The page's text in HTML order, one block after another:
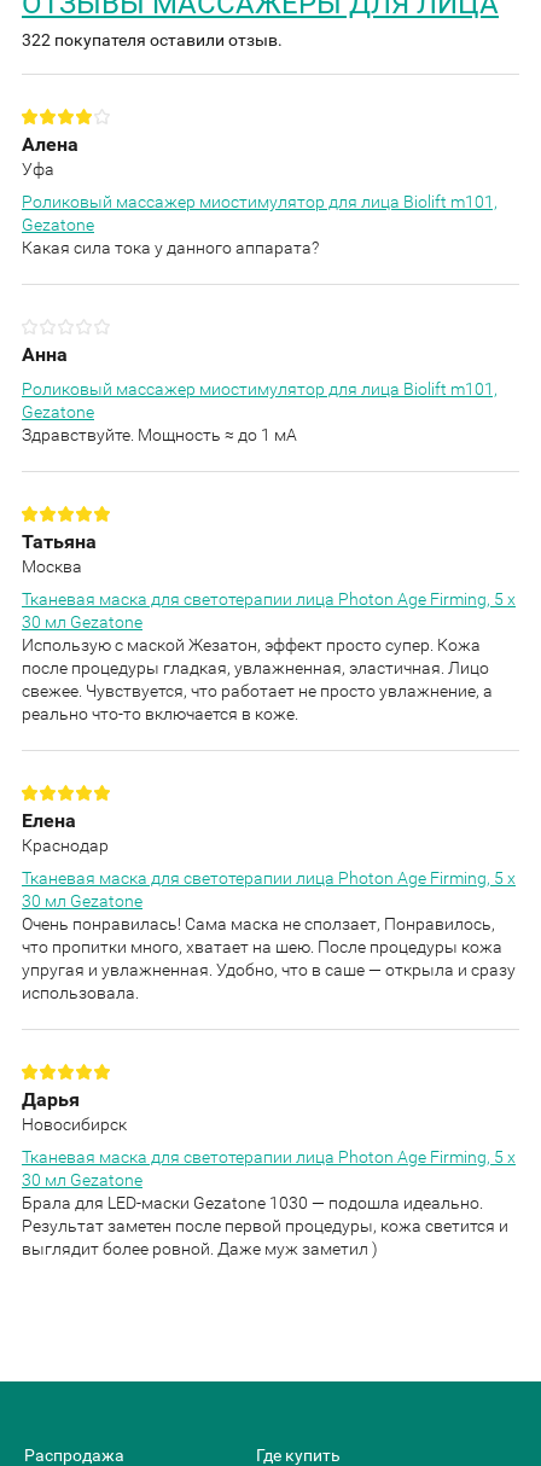
322 покупателя оставили отзыв.
Алена
Уфа
Роликовый массажер миостимулятор для лица Biolift m101,
Gezatone
Какая сила тока у данного аппарата?
Анна
Роликовый массажер миостимулятор для лица Biolift m101,
Gezatone
Здравствуйте. Мощность ≈ до 1 мА
Татьяна
Москва
Тканевая маска для светотерапии лица Photon Age Firming, 5 х
30 мл Gezatone
Использую с маской Жезатон, эффект просто супер. Кожа
после процедуры гладкая, увлажненная, эластичная. Лицо
свежее. Чувствуется, что работает не просто увлажнение, а
реально что-то включается в коже.
Елена
Краснодар
Тканевая маска для светотерапии лица Photon Age Firming, 5 х
30 мл Gezatone
Очень понравилась! Сама маска не сползает, Понравилось,
что пропитки много, хватает на шею. После процедуры кожа
упругая и увлажненная. Удобно, что в саше — открыла и сразу
использовала.
Дарья
Новосибирск
Тканевая маска для светотерапии лица Photon Age Firming, 5 х
30 мл Gezatone
Брала для LED-маски Gezatone 1030 — подошла идеально.
Результат заметен после первой процедуры, кожа светится и
выглядит более ровной. Даже муж заметил )
Распродажа Где купить